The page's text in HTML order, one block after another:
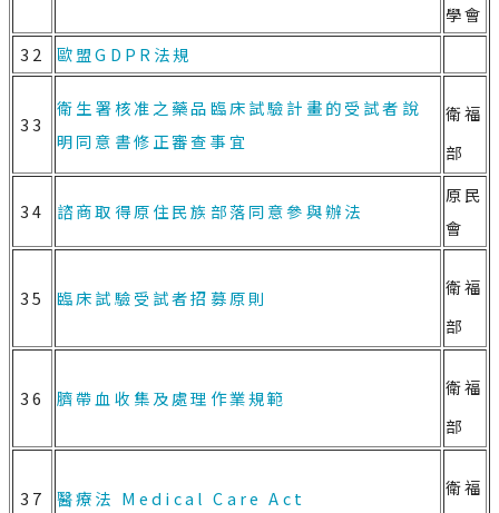
學會
32
歐盟GDPR法規
33
衛生署核准之藥品臨床試驗計畫的受試者說
明同意書修正審查事宜
衛福
部
34 諮商取得原住民族部落同意參與辦法
原民
會
35 臨床試驗受試者招募原則
衛福
部
36 臍帶血收集及處理作業規範
衛福
部
37 醫療法 Medical Care Act
衛福